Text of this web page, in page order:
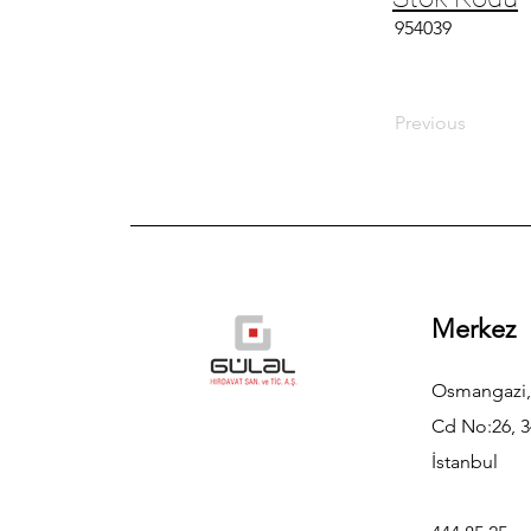
954039
Previous
Merkez
Cd No:26,
İstanbul